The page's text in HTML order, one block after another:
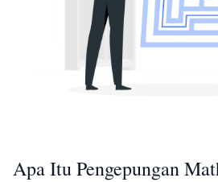
Apa Itu Pengepungan